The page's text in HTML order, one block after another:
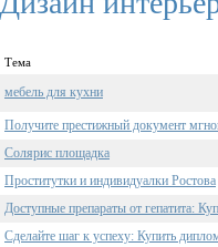
Тема
мебель для кухни
Получите престижный документ
Солярис площадка
Проститутки и индивидуалки Ростова
Доступные препараты от гепатита:
Сделайте шаг к успеху: Купить